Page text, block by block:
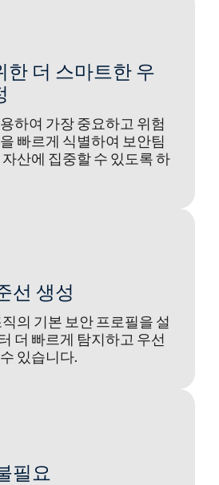
한 더 스마트한 우
하여 가장 중요하고 위험
빠르게 식별하여 보안팀
산에 집중할 수 있도록 하
선 생성
의 기본 보안 프로필을 설
더 빠르게 탐지하고 우선
있습니다.
필요